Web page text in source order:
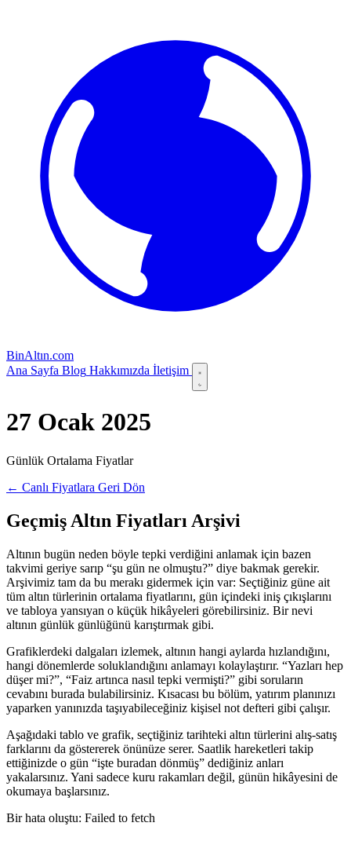
BinAltın.com
Ana Sayfa Blog Hakkımızda İletişim
27 Ocak 2025
Günlük Ortalama Fiyatlar
← Canlı Fiyatlara Geri Dön
Geçmiş Altın Fiyatları Arşivi
Altının bugün neden böyle tepki verdiğini anlamak için bazen
takvimi geriye sarıp “şu gün ne olmuştu?” diye bakmak gerekir.
Arşivimiz tam da bu merakı gidermek için var: Seçtiğiniz güne ait
tüm altın türlerinin ortalama fiyatlarını, gün içindeki iniş çıkışlarını
ve tabloya yansıyan o küçük hikâyeleri görebilirsiniz. Bir nevi
altının günlük günlüğünü karıştırmak gibi.
Grafiklerdeki dalgaları izlemek, altının hangi aylarda hızlandığını,
hangi dönemlerde soluklandığını anlamayı kolaylaştırır. “Yazları hep
düşer mi?”, “Faiz artınca nasıl tepki vermişti?” gibi soruların
cevabını burada bulabilirsiniz. Kısacası bu bölüm, yatırım planınızı
yaparken yanınızda taşıyabileceğiniz kişisel not defteri gibi çalışır.
Aşağıdaki tablo ve grafik, seçtiğiniz tarihteki altın türlerini alış-satış
farklarını da göstererek önünüze serer. Saatlik hareketleri takip
ettiğinizde o gün “işte buradan dönmüş” dediğiniz anları
yakalarsınız. Yani sadece kuru rakamları değil, günün hikâyesini de
okumaya başlarsınız.
Bir hata oluştu: Failed to fetch